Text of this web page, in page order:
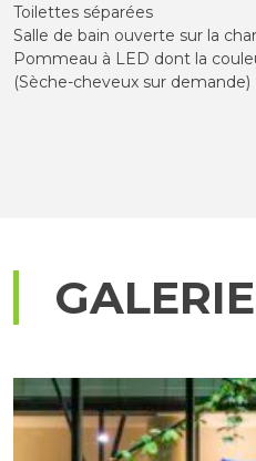
Toilettes séparées
Salle de bain ouverte sur la
Pommeau à LED dont la
(Sèche-cheveux sur demande)